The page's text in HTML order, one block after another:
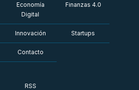
Economía
Digital
Finanzas 4.0
Innovación Startups
Contacto
RSS